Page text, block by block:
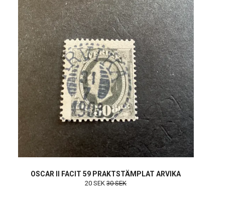
OSCAR II FACIT 59 PRAKTSTÄMPLAT ARVIKA
20 SEK 30 SEK